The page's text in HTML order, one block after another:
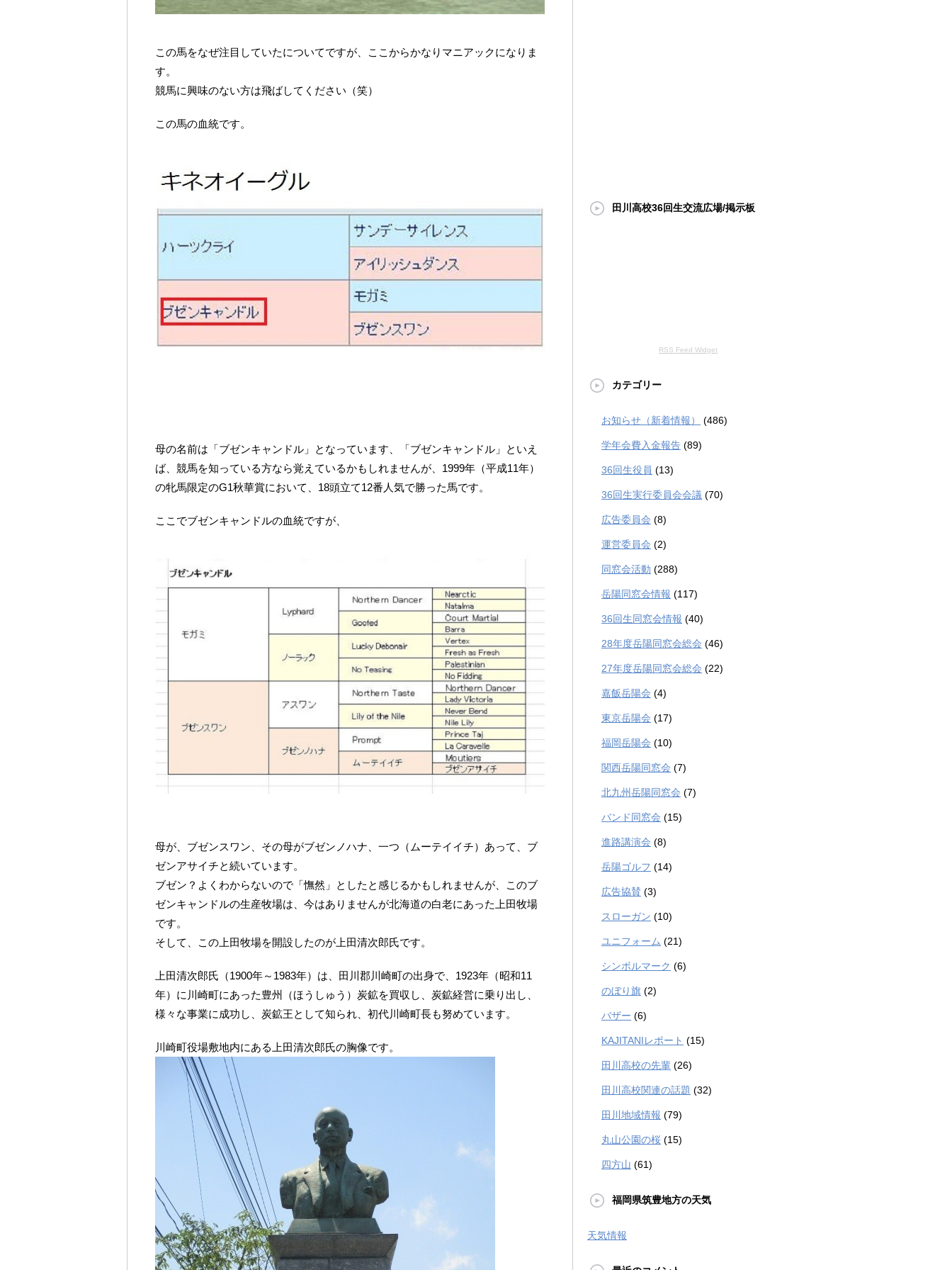
この馬をなぜ注目していたについてですが、ここからかなりマニアックになりま
す。
競馬に興味のない方は飛ばしてください（笑）
この馬の血統です。
母の名前は「ブゼンキャンドル」となっています、「ブゼンキャンドル」といえ
ば、競馬を知っている方なら覚えているかもしれませんが、1999年（平成11年）
の牝馬限定のG1秋華賞において、18頭立て12番人気で勝った馬です。
ここでブゼンキャンドルの血統ですが、
母が、ブゼンスワン、その母がブゼンノハナ、一つ（ムーテイイチ）あって、ブ
ゼンアサイチと続いています。
ブゼン？よくわからないので「憮然」としたと感じるかもしれませんが、このブ
ゼンキャンドルの生産牧場は、今はありませんが北海道の白老にあった上田牧場
です。
そして、この上田牧場を開設したのが上田清次郎氏です。
上田清次郎氏（1900年～1983年）は、田川郡川崎町の出身で、1923年（昭和11
年）に川崎町にあった豊州（ほうしゅう）炭鉱を買収し、炭鉱経営に乗り出し、
様々な事業に成功し、炭鉱王として知られ、初代川崎町長も努めています。
川崎町役場敷地内にある上田清次郎氏の胸像です。
田川高校36回生交流広場/掲示板
RSS Feed Widget
カテゴリー
お知らせ（新着情報） (486)
学年会費入金報告 (89)
36回生役員 (13)
36回生実行委員会会議 (70)
広告委員会 (8)
運営委員会 (2)
同窓会活動 (288)
岳陽同窓会情報 (117)
36回生同窓会情報 (40)
28年度岳陽同窓会総会 (46)
27年度岳陽同窓会総会 (22)
嘉飯岳陽会 (4)
東京岳陽会 (17)
福岡岳陽会 (10)
関西岳陽同窓会 (7)
北九州岳陽同窓会 (7)
バンド同窓会 (15)
進路講演会 (8)
岳陽ゴルフ (14)
広告協賛 (3)
スローガン (10)
ユニフォーム (21)
シンボルマーク (6)
のぼり旗 (2)
バザー (6)
KAJITANIレポート (15)
田川高校の先輩 (26)
田川高校関連の話題 (32)
田川地域情報 (79)
丸山公園の桜 (15)
四方山 (61)
福岡県筑豊地方の天気
天気情報